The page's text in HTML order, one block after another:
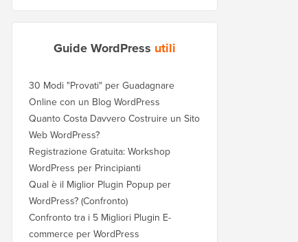
Guide WordPress utili
30 Modi "Provati" per Guadagnare
Online con un Blog WordPress
Quanto Costa Davvero Costruire un Sito
Web WordPress?
Registrazione Gratuita: Workshop
WordPress per Principianti
Qual è il Miglior Plugin Popup per
WordPress? (Confronto)
Confronto tra i 5 Migliori Plugin E-
commerce per WordPress